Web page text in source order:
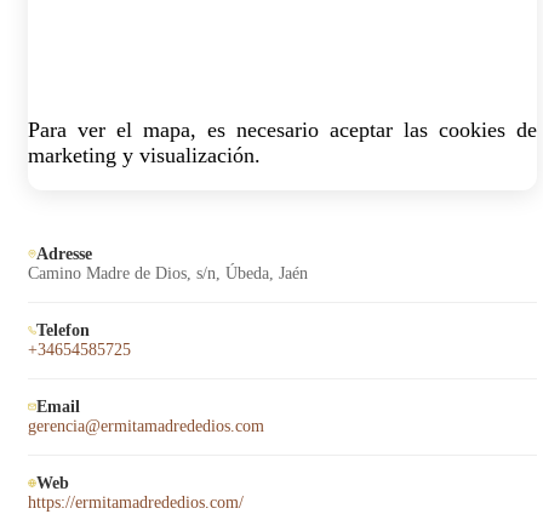
Para ver el mapa, es necesario aceptar las cookies de
marketing y visualización.
Adresse
Camino Madre de Dios, s/n, Úbeda, Jaén
Telefon
+34654585725
Email
gerencia@ermitamadrededios.com
Web
https://ermitamadrededios.com/